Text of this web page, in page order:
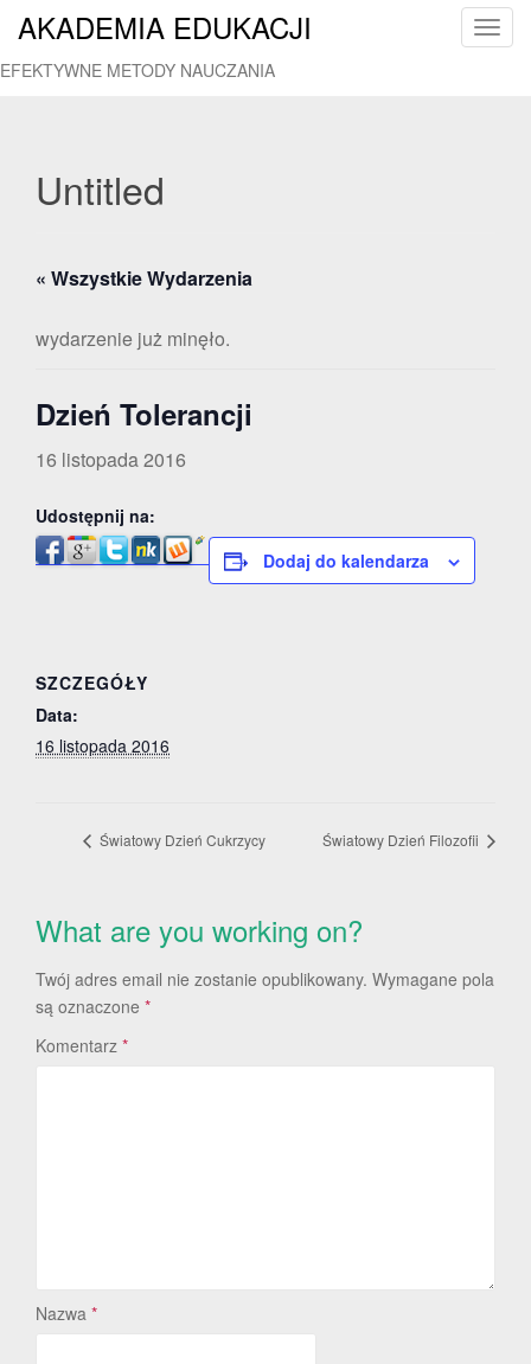
T
AKADEMIA EDUKACJI
EFEKTYWNE METODY NAUCZANIA
Untitled
« Wszystkie Wydarzenia
wydarzenie już minęło.
Dzień Tolerancji
16 listopada 2016
Udostępnij na:
Dodaj do kalendarza
SZCZEGÓŁY
Data:
16 listopada 2016
Światowy Dzień Cukrzycy Światowy Dzień Filozofii
What are you working on?
Twój adres email nie zostanie opublikowany. Wymagane pola
są oznaczone *
Komentarz *
Nazwa *